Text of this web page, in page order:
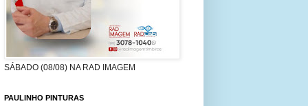
SÁBADO (08/08) NA RAD IMAGEM
PAULINHO PINTURAS